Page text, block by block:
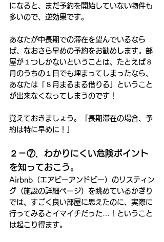
になると、まだ予約を開始していない物件も
多いので、逆効果です。
あなたが中長期での滞在を望んでいるなら
ば、なおさら早めの予約をお勧めします。部
屋が１つしかないということは、たとえば８
月のうちの１日でも埋まってしまったなら、
あなたは「８月まるまる借りる」ということ
が出来なくなってしまうのです！
覚えておきましょう。「長期滞在の場合、予
約は特に早めに！」
２－⑦．わかりにくい危険ポイント
を知っておこう。
Airbnb（エアビーアンドビー）のリスティン
グ（施設の詳細ページ）を眺めているかぎり
では、すごく良い部屋に思えたのに、実際に
行ってみるとイマイチだった…！ということ
は起こり得ます。